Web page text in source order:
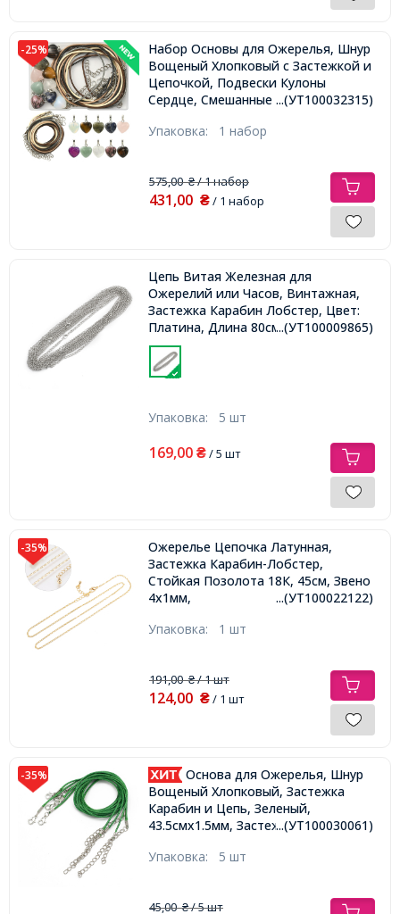
-25%
Набор Основы для Ожерелья, Шнур
Вощеный Хлопковый с Застежкой и
Цепочкой, Подвески Кулоны
Сердце, Смешанные Натуральные и
45см, 108х74х18мм, 20шт/упак,
...(УТ100032315)
Упаковка: 1 набор
575,00₴/ 1 набор
431,00 ₴/ 1 набор
Цепь Витая Железная для
Ожерелий или Часов, Винтажная,
Застежка Карабин Лобстер, Цвет:
Платина, Длина 80см, Звено
3.3x4.6x0.6мм,
...(УТ100009865)
Упаковка: 5 шт
169,00 ₴/ 5 шт
-35%
Ожерелье Цепочка Латунная,
Застежка Карабин-Лобстер,
Стойкая Позолота 18К, 45см, Звено
4x1мм,
...(УТ100022122)
Упаковка: 1 шт
191,00₴/ 1 шт
124,00 ₴/ 1 шт
-35%
Основа для Ожерелья, Шнур
Вощеный Хлопковый, Застежка
Карабин и Цепь, Зеленый,
43.5смх1.5мм, Застежка 12х7х2.5мм,
...(УТ100030061)
Упаковка: 5 шт
45,00₴/ 5 шт